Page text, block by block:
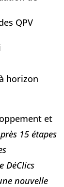
QPV
horizon
et
15 étapes
DéClics
nouvelle